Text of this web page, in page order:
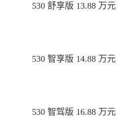
530 舒享版 13.88 万元
530 智享版 14.88 万元
530 智驾版 16.88 万元